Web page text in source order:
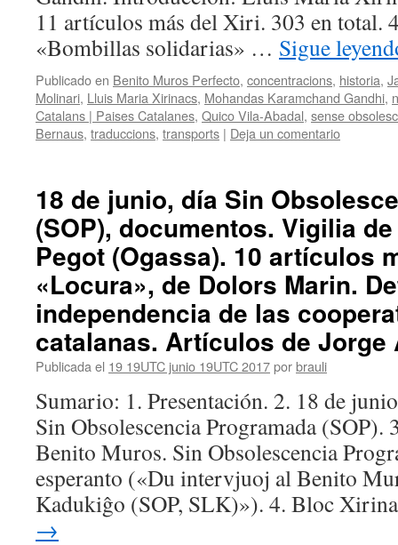
11 artículos más del Xiri. 303 en total.
«Bombillas solidarias» … Sigue
Publicado en Benito Muros Perfecto, concentracions, historia,
Molinari, Lluis Maria Xirinacs, Mohandas Karamchand Gandhi,
Catalans | Paises Catalanes, Quico Vila-Abadal, sense
Bernaus, traduccions, transports | Deja un comentario
18 de junio, día Sin
(SOP), documentos. Vigilia
Pegot (Ogassa). 10 artículos
«Locura», de Dolors Marin.
independencia de las
catalanas. Artículos de Jorge
Publicada el 19 19UTC junio 19UTC 2017porbrauli
Sumario: 1. Presentación. 2. 18 de
Sin Obsolescencia Programada (SOP).
Benito Muros. Sin Obsolescencia
esperanto («Du intervjuoj al Benito
Kadukiĝo (SOP, SLK)»). 4. Bloc
→